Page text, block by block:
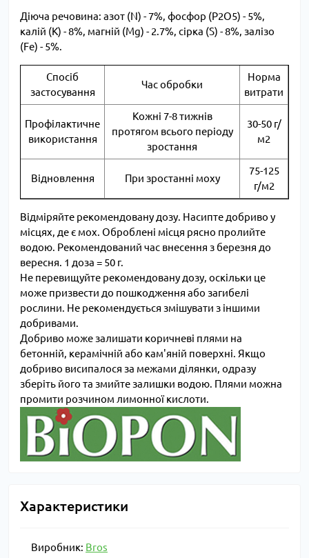
Діюча речовина: азот (N) - 7%, фосфор (P2O5) - 5%,
калій (К) - 8%, магній (Mg) - 2.7%, сірка (S) - 8%, залізо
(Fe) - 5%.
Спосіб
застосування
Час обробки
Норма
витрати
Профілактичне
використання
Кожні 7-8 тижнів
протягом всього періоду
зростання
30-50 г/
м2
Відновлення При зростанні моху
75-125
г/м2
Відміряйте рекомендовану дозу. Насипте добриво у
місцях, де є мох. Оброблені місця рясно пролийте
водою. Рекомендований час внесення з березня до
вересня. 1 доза = 50 г.
Не перевищуйте рекомендовану дозу, оскільки це
може призвести до пошкодження або загибелі
рослини. Не рекомендується змішувати з іншими
добривами.
Добриво може залишати коричневі плями на
бетонній, керамічній або кам'яній поверхні. Якщо
добриво висипалося за межами ділянки, одразу
зберіть його та змийте залишки водою. Плями можна
промити розчином лимонної кислоти.
Характеристики
Виробник: Bros